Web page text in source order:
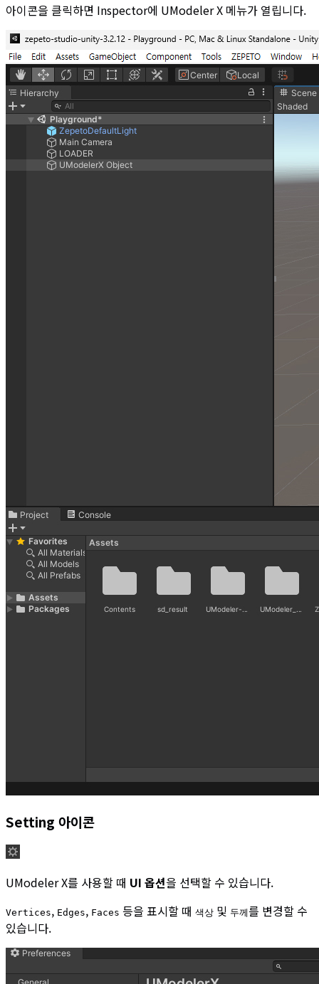
아이콘을 클릭하면 Inspector에 UModeler X 메뉴가 열립니다.
Setting 아이콘
UModeler X를 사용할 때 UI 옵션을 선택할 수 있습니다.
Vertices, Edges, Faces 등을 표시할 때 색상 및 두께를 변경할 수
있습니다.